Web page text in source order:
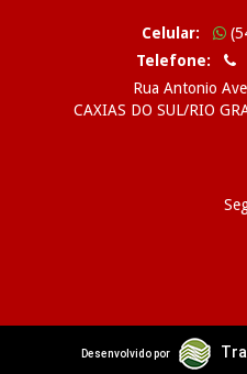
Celular:
Telefone:
Rua Antonio
CAXIAS DO SUL/RIO
2026 Dol
Desenvolvido por